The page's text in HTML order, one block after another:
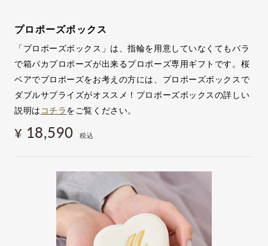
プロポーズボックス
「プロポーズボックス」は、指輪を用意していなくてもバラ
で箱パカプロポーズが出来るプロポーズ専用ギフトです。桜
ベアでプロポーズをお考えの方には、プロポーズボックスで
ダブルサプライズがオススメ！プロポーズボックスの詳しい
説明は コチラをご覧ください。
¥ 18,590 税込